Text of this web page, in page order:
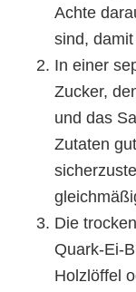
Achte
sind,
In einer
Zucker,
und das
Zutaten
Die
Quark-Ei-
Holzlöffel